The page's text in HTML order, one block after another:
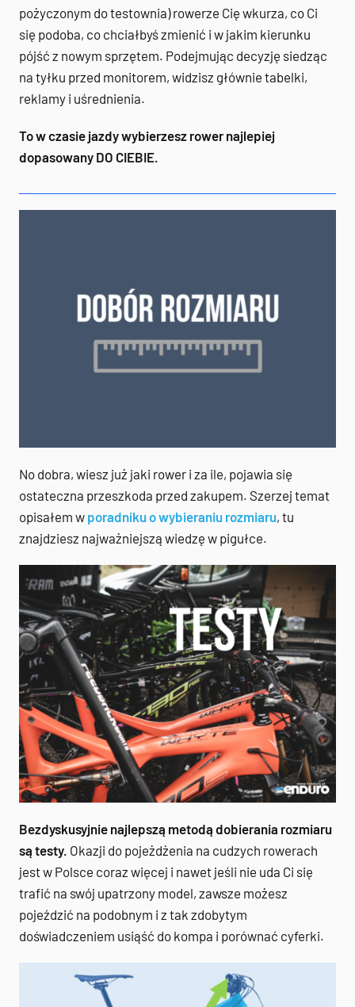
pożyczonym do testownia) rowerze Cię wkurza, co Ci
się podoba, co chciałbyś zmienić i w jakim kierunku
pójść z nowym sprzętem. Podejmując decyzję siedząc
na tyłku przed monitorem, widzisz głównie tabelki,
reklamy i uśrednienia.
To w czasie jazdy wybierzesz rower najlepiej
dopasowany DO CIEBIE.
No dobra, wiesz już jaki rower i za ile, pojawia się
ostateczna przeszkoda przed zakupem. Szerzej temat
opisałem w poradniku o wybieraniu rozmiaru, tu
znajdziesz najważniejszą wiedzę w pigułce.
Bezdyskusyjnie najlepszą metodą dobierania rozmiaru
są testy. Okazji do pojeżdżenia na cudzych rowerach
jest w Polsce coraz więcej i nawet jeśli nie uda Ci się
trafić na swój upatrzony model, zawsze możesz
pojeździć na podobnym i z tak zdobytym
doświadczeniem usiąść do kompa i porównać cyferki.